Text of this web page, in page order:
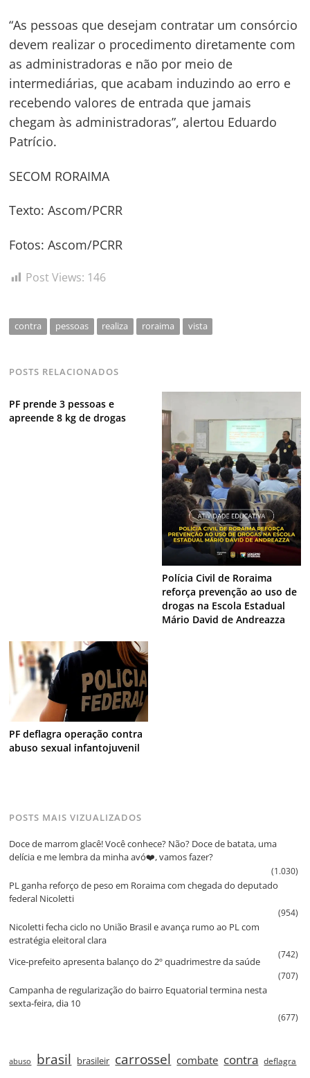
“As pessoas que desejam contratar um consórcio
devem realizar o procedimento diretamente com
as administradoras e não por meio de
intermediárias, que acabam induzindo ao erro e
recebendo valores de entrada que jamais
chegam às administradoras”, alertou Eduardo
Patrício.
SECOM RORAIMA
Texto: Ascom/PCRR
Fotos: Ascom/PCRR
Post Views: 146
contra pessoas realiza roraima vista
POSTS RELACIONADOS
PF prende 3 pessoas e
apreende 8 kg de drogas
Polícia Civil de Roraima
reforça prevenção ao uso de
drogas na Escola Estadual
Mário David de Andreazza
PF deflagra operação contra
abuso sexual infantojuvenil
POSTS MAIS VIZUALIZADOS
Doce de marrom glacê! Você conhece? Não? Doce de batata, uma
delícia e me lembra da minha avó❤️, vamos fazer?
(1.030)
PL ganha reforço de peso em Roraima com chegada do deputado
federal Nicoletti
(954)
Nicoletti fecha ciclo no União Brasil e avança rumo ao PL com
estratégia eleitoral clara
(742)
Vice‑prefeito apresenta balanço do 2º quadrimestre da saúde
(707)
Campanha de regularização do bairro Equatorial termina nesta
sexta‑feira, dia 10
(677)
abuso brasil brasileir carrossel combate contra deflagra